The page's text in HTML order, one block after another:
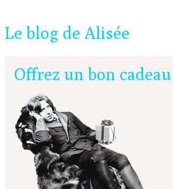
Le blog de Alisée
Offrez un bon cadeau